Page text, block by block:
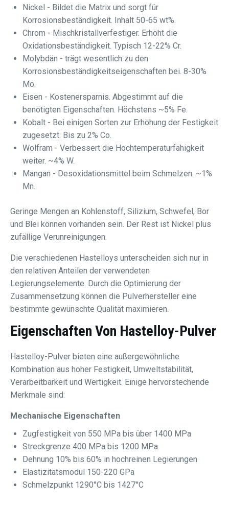
Nickel - Bildet die Matrix und sorgt für
Korrosionsbeständigkeit. Inhalt 50-65 wt%.
Chrom - Mischkristallverfestiger. Erhöht die
Oxidationsbeständigkeit. Typisch 12-22% Cr.
Molybdän - trägt wesentlich zu den
Korrosionsbeständigkeitseigenschaften bei. 8-30%
Mo.
Eisen - Kostenersparnis. Abgestimmt auf die
benötigten Eigenschaften. Höchstens ~5% Fe.
Kobalt - Bei einigen Sorten zur Erhöhung der Festigkeit
zugesetzt. Bis zu 2% Co.
Wolfram - Verbessert die Hochtemperaturfähigkeit
weiter. ~4% W.
Mangan - Desoxidationsmittel beim Schmelzen. ~1%
Mn.
Geringe Mengen an Kohlenstoff, Silizium, Schwefel, Bor
und Blei können vorhanden sein. Der Rest ist Nickel plus
zufällige Verunreinigungen.
Die verschiedenen Hastelloys unterscheiden sich nur in
den relativen Anteilen der verwendeten
Legierungselemente. Durch die Optimierung der
Zusammensetzung können die Pulverhersteller eine
bestimmte gewünschte Qualität maximieren.
Eigenschaften Von Hastelloy-Pulver
Hastelloy-Pulver bieten eine außergewöhnliche
Kombination aus hoher Festigkeit, Umweltstabilität,
Verarbeitbarkeit und Wertigkeit. Einige hervorstechende
Merkmale sind:
Mechanische Eigenschaften
Zugfestigkeit von 550 MPa bis über 1400 MPa
Streckgrenze 400 MPa bis 1200 MPa
Dehnung 10% bis 60% in hochreinen Legierungen
Elastizitätsmodul 150-220 GPa
Schmelzpunkt 1290°C bis 1427°C